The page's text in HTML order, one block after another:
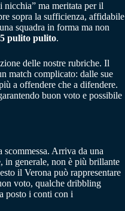
nicchia” ma meritata per il
sopra la sufficienza, affidabile
squadra in forma ma non
pulito pulito.
delle nostre rubriche. Il
match complicato: dalle sue
a offendere che a difendere.
buon voto e possibile
scommessa. Arriva da una
in generale, non è più brillante
il Verona può rappresentare
voto, qualche dribbling
posto i conti con i